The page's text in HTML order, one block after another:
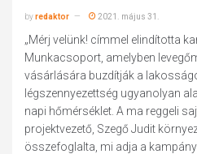
byredaktor 2021. május 31.
„Mérj velünk! címmel elindította
Munkacsoport, amelyben
vásárlására buzdítják a
légszennyezettség ugyanolyan
napi hőmérséklet. A ma reggeli
projektvezető, Szegő Judit
összefoglalta, mi adja a